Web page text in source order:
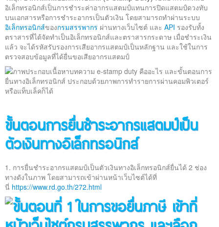
สรุป
อิเล็กทรอนิกส์เป็นการชำระค่าอากรแสตมป์แทนการปิดแสตมป์ดวงทับ
บนเอกสารหรือการชำระอากรเป็นตัวเงิน โดยสามารถทำผ่านระบบ
อิเล็กทรอนิกส์ของกรมสรรพากร ผ่านทางเว็บไซต์ และ API รองรับทั้ง
ตราสารที่ได้จัดทำเป็นอิเล็กทรอนิกส์และตราสารกระดาษ เมื่อชำระเงิน
แล้ว จะได้รหัสรับรองการเสียอากรแสตมป์เป็นหลักฐาน และใช้ในการ
ตรวจสอบข้อมูลที่ได้ยื่นขอเสียอากรแสตมป์
ขั้นตอนการยื่นชําระอากรแสตมป์เป็น
ตัวเงินทางอิเล็กทรอนิกส์
1. การยื่นชําระอากรแสตมป์เป็นตัวเงินทางอิเล็กทรอนิกส์ยื่นได้ 2 ช่อง
ทางดังในภาพ โดยสามารถเข้าผ่านหน้าเว็บไซต์ได้ที่
นี่ https://www.rd.go.th/272.html